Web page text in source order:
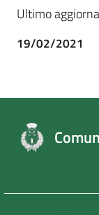
Ultimo
19/02/2021